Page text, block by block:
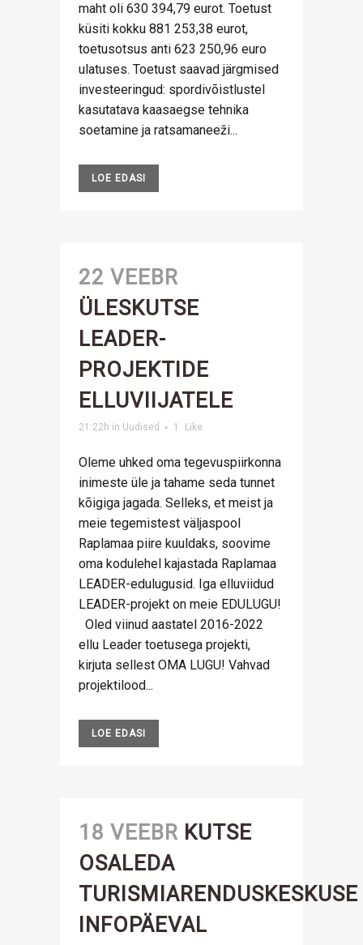
maht oli 630 394,79 eurot. Toetust
küsiti kokku 881 253,38 eurot,
toetusotsus anti 623 250,96 euro
ulatuses. Toetust saavad järgmised
investeeringud: spordivõistlustel
kasutatava kaasaegse tehnika
soetamine ja ratsamaneeži...
LOE EDASI
22 VEEBR
ÜLESKUTSE
LEADER-
PROJEKTIDE
ELLUVIIJATELE
21:22h in Uudised 1 Like
Oleme uhked oma tegevuspiirkonna
inimeste üle ja tahame seda tunnet
kõigiga jagada. Selleks, et meist ja
meie tegemistest väljaspool
Raplamaa piire kuuldaks, soovime
oma kodulehel kajastada Raplamaa
LEADER-edulugusid. Iga elluviidud
LEADER-projekt on meie EDULUGU!
Oled viinud aastatel 2016-2022
ellu Leader toetusega projekti,
kirjuta sellest OMA LUGU! Vahvad
projektilood...
LOE EDASI
18 VEEBR KUTSE
OSALEDA
TURISMIARENDUSKESKUSE
INFOPÄEVAL